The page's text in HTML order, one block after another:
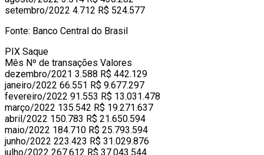
setembro/2022 4.712 R$ 524.577
Fonte: Banco Central do Brasil
PIX Saque
Mês Nº de transações Valores
dezembro/2021 3.588 R$ 442.129
janeiro/2022 66.551 R$ 9.677.297
fevereiro/2022 91.553 R$ 13.031.478
março/2022 135.542 R$ 19.271.637
abril/2022 150.783 R$ 21.650.594
maio/2022 184.710 R$ 25.793.594
junho/2022 223.423 R$ 31.029.876
julho/2022 267.612 R$ 37.043.544